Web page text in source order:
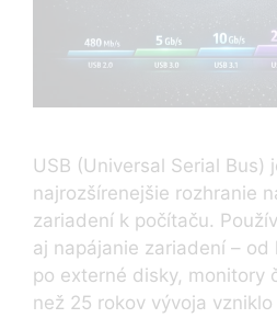
USB (Universal Serial Bus)
najrozšírenejšie rozhranie
zariadení k počítaču.
aj napájanie zariadení – od
po externé disky, monitory
než 25 rokov vývoja